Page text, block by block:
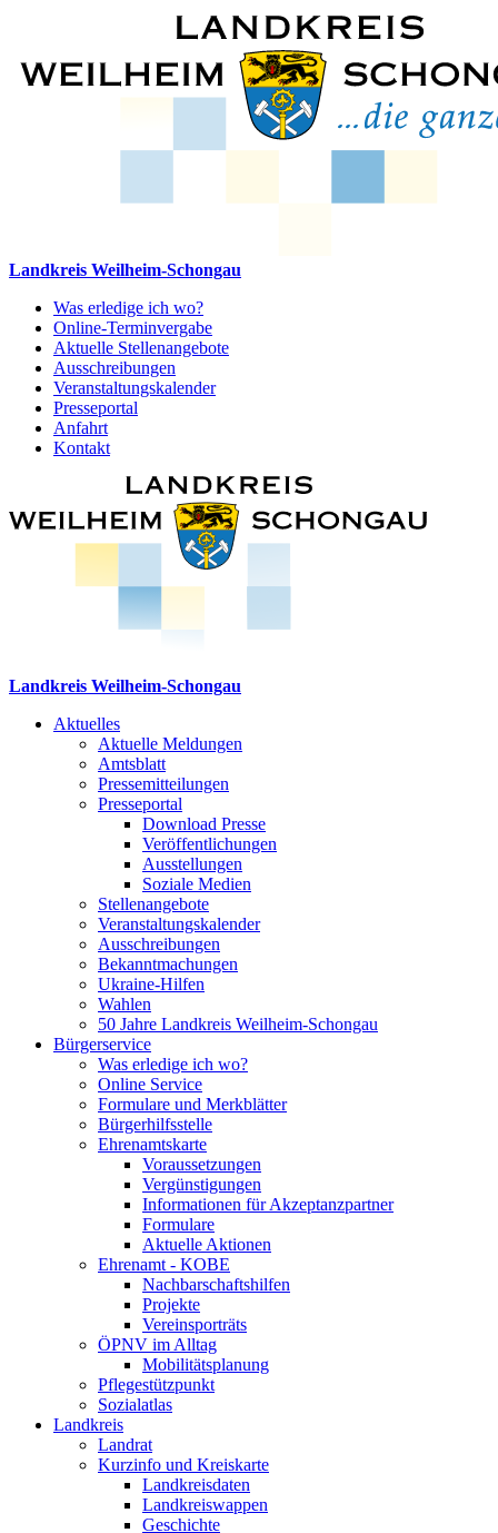
Landkreis Weilheim-Schongau
Was erledige ich wo?
Online-Terminvergabe
Aktuelle Stellenangebote
Ausschreibungen
Veranstaltungskalender
Presseportal
Anfahrt
Kontakt
Landkreis Weilheim-Schongau
Aktuelles
Aktuelle Meldungen
Amtsblatt
Pressemitteilungen
Presseportal
Download Presse
Veröffentlichungen
Ausstellungen
Soziale Medien
Stellenangebote
Veranstaltungskalender
Ausschreibungen
Bekanntmachungen
Ukraine-Hilfen
Wahlen
50 Jahre Landkreis Weilheim-Schongau
Bürgerservice
Was erledige ich wo?
Online Service
Formulare und Merkblätter
Bürgerhilfsstelle
Ehrenamtskarte
Voraussetzungen
Vergünstigungen
Informationen für Akzeptanzpartner
Formulare
Aktuelle Aktionen
Ehrenamt - KOBE
Nachbarschaftshilfen
Projekte
Vereinsporträts
ÖPNV im Alltag
Mobilitätsplanung
Pflegestützpunkt
Sozialatlas
Landkreis
Landrat
Kurzinfo und Kreiskarte
Landkreisdaten
Landkreiswappen
Geschichte